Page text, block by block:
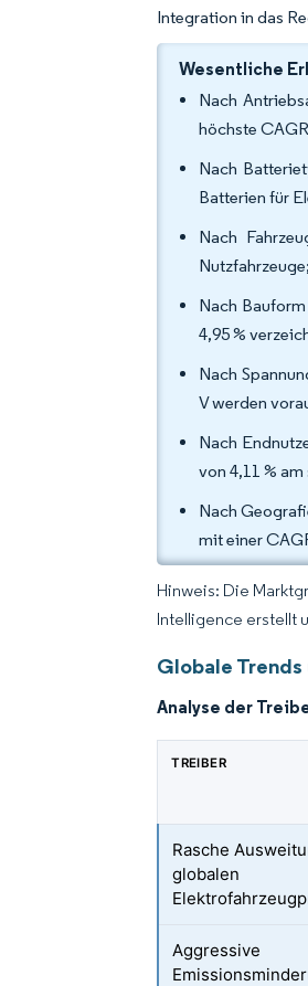
Integration in das
Wesentliche
Nach
höchste
Nach
Batterien für
Nach
Nach
4,95 %
Nach
V werden
Nach
von 4,11 %
Nach
mit einer
Hinweis: Die
Intelligence erstellt
Globale
Analyse der
TREIBER
Rasche
globalen
Aggressive